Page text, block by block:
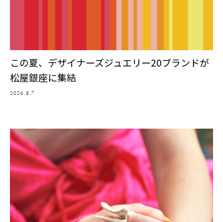
この夏、デザイナーズジュエリー20ブランドが
松屋銀座に集結
2026.8.7